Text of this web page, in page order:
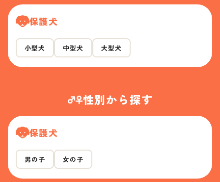
保護犬
小型犬 中型犬 大型犬
性別から探す
保護犬
男の子 女の子